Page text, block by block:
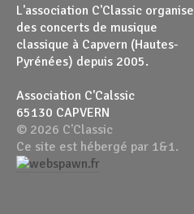
L'association C'Classic organise
des concerts de musique
classique à Capvern (Hautes-
Pyrénées) depuis 2005.
Association C'Calssic
65130 CAPVERN
© 2026 C'Classic
Ce site est hébergé par 1&1.